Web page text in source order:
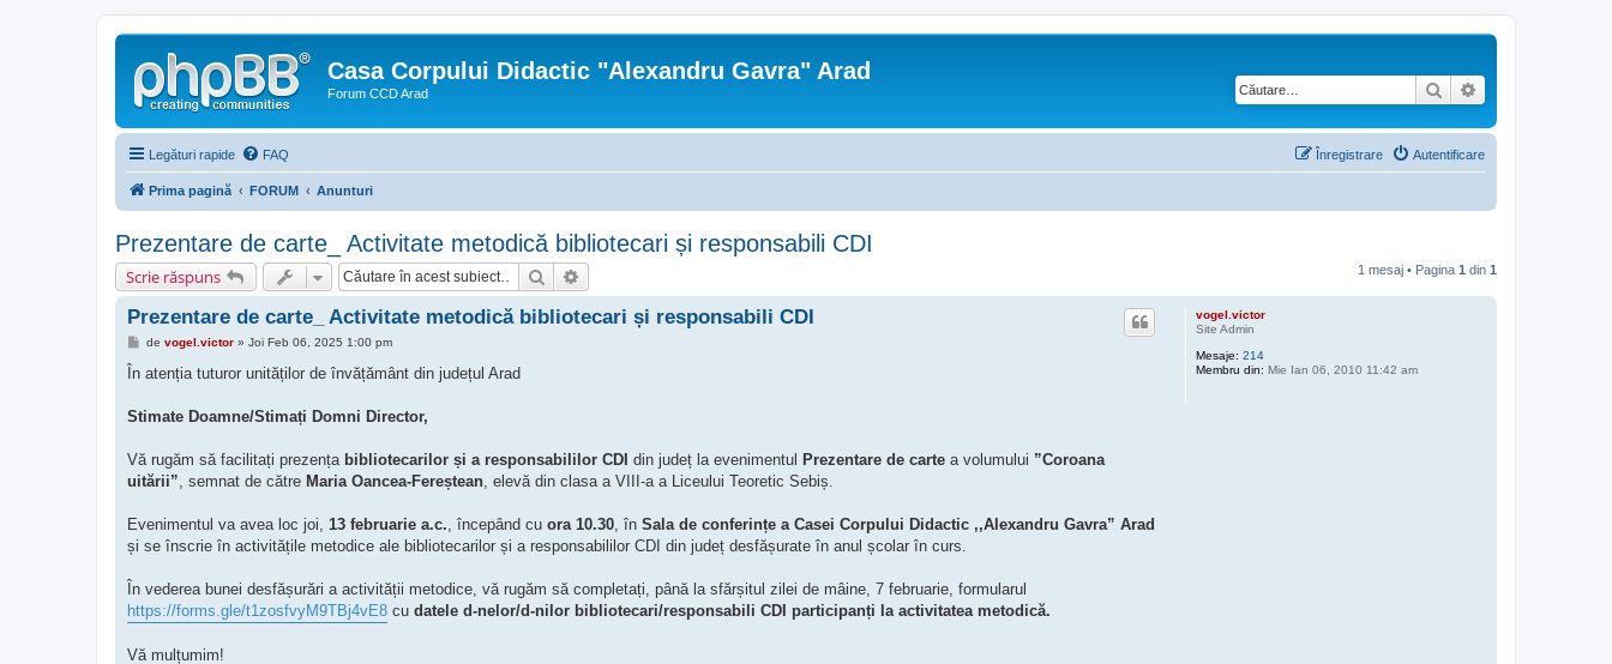
Casa Corpului Didactic "Alexandru Gavra" Arad
Forum CCD Arad Căutare
Legături rapide FAQ Autentificare
Înregistrare
Prima pagină FORUM Anunturi
Prezentare de carte_ Activitate metodică bibliotecari și responsabili CDI
Scrie răspuns Căutare 1 mesaj • Pagina 1 din 1
vogel.victor
Site Admin
Mesaje: 214
Membru din: Mie Ian 06, 2010 11:42 am
Prezentare de carte_ Activitate metodică bibliotecari și responsabili CDI
M
s
de vogel.victor» Joi Feb 06, 2025 1:00 pm
În atenția tuturor unităților de învățământ din județul Arad
Stimate Doamne/Stimați Domni Director,
Vă rugăm să facilitați prezența bibliotecarilor și a responsabililor CDI din județ la evenimentul Prezentare de carte a volumului ”Coroana
uitării” , semnat de către Maria Oancea-Fereștean , elevă din clasa a VIII-a a Liceului Teoretic Sebiș.
Evenimentul va avea loc joi, 13 februarie a.c. , începând cu ora 10.30 , în Sala de conferințe a Casei Corpului Didactic ,,Alexandru Gavra” Arad
și se înscrie în activitățile metodice ale bibliotecarilor și a responsabililor CDI din județ desfășurate în anul școlar în curs.
În vederea bunei desfășurări a activității metodice, vă rugăm să completați, până la sfărșitul zilei de mâine, 7 februarie, formularul
https://forms.gle/t1zosfvyM9TBj4vE8 cu datele d-nelor/d-nilor bibliotecari/responsabili CDI participanți la activitatea metodică.
Vă mulțumim!